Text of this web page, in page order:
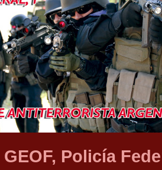
GEOF, Policía